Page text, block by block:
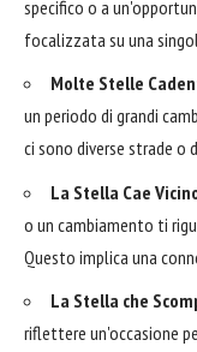
specifico o a
focalizzata su una
Molte Stelle
un periodo di grandi
ci sono diverse strade o
La Stella Cae
o un cambiamento ti
Questo implica una
La Stella che
riflettere un'occasione